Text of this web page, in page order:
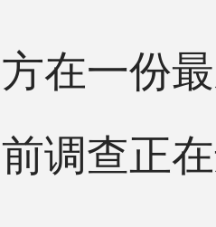
一份最
调查正